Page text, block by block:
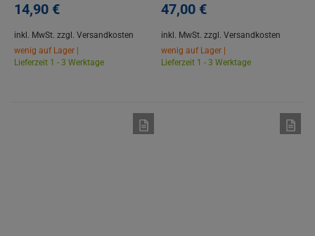
14,90 €
inkl. MwSt. zzgl. Versandkosten
wenig auf Lager |
Lieferzeit 1 - 3 Werktage
47,00 €
inkl. MwSt. zzgl. Versandkosten
wenig auf Lager |
Lieferzeit 1 - 3 Werktage